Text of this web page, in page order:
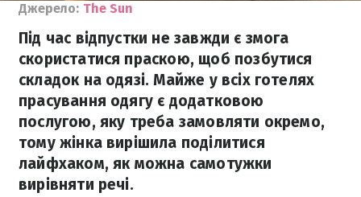
Джерело: The Sun
Під час відпустки не завжди є змога
скористатися праскою, щоб позбутися
складок на одязі. Майже у всіх готелях
прасування одягу є додатковою
послугою, яку треба замовляти окремо,
тому жінка вирішила поділитися
лайфхаком, як можна самотужки
вирівняти речі.